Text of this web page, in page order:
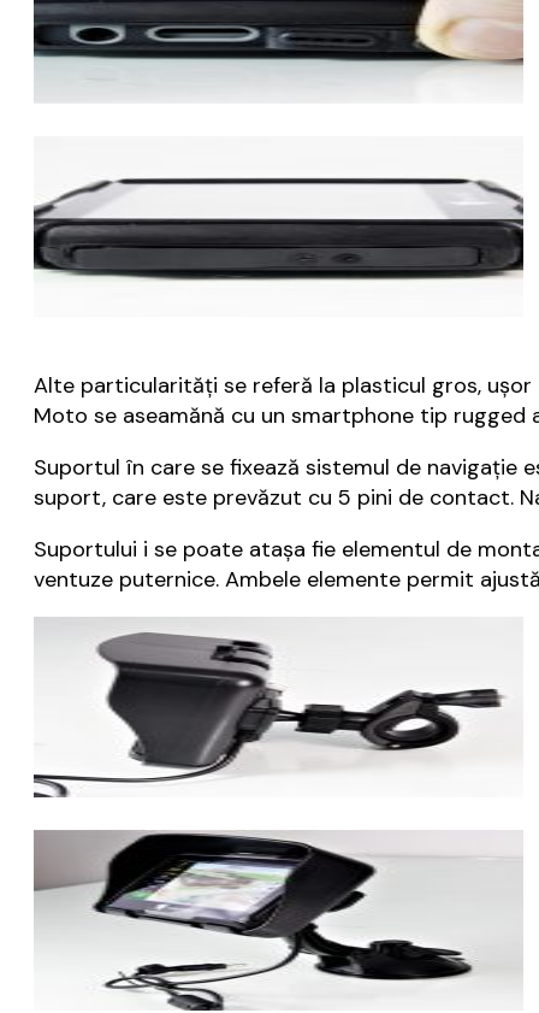
Alte particularități se referă la plasticul gros,
Moto se aseamănă cu un smartphone tip
Suportul în care se fixează sistemul de navigație
suport, care este prevăzut cu 5 pini de contact.
Suportului i se poate atașa fie elementul de
ventuze puternice. Ambele elemente permit